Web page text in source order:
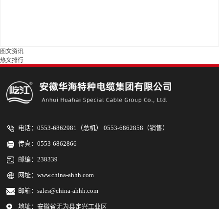
图文资讯
热文排行
电话：0553-6862981（总机） 0553-6862858（销售）
传真：0553-6862866
邮编：238339
网址：www.china-ahhh.com
邮箱：sales@china-ahhh.com
地址：安徽省无为县定兴工业区